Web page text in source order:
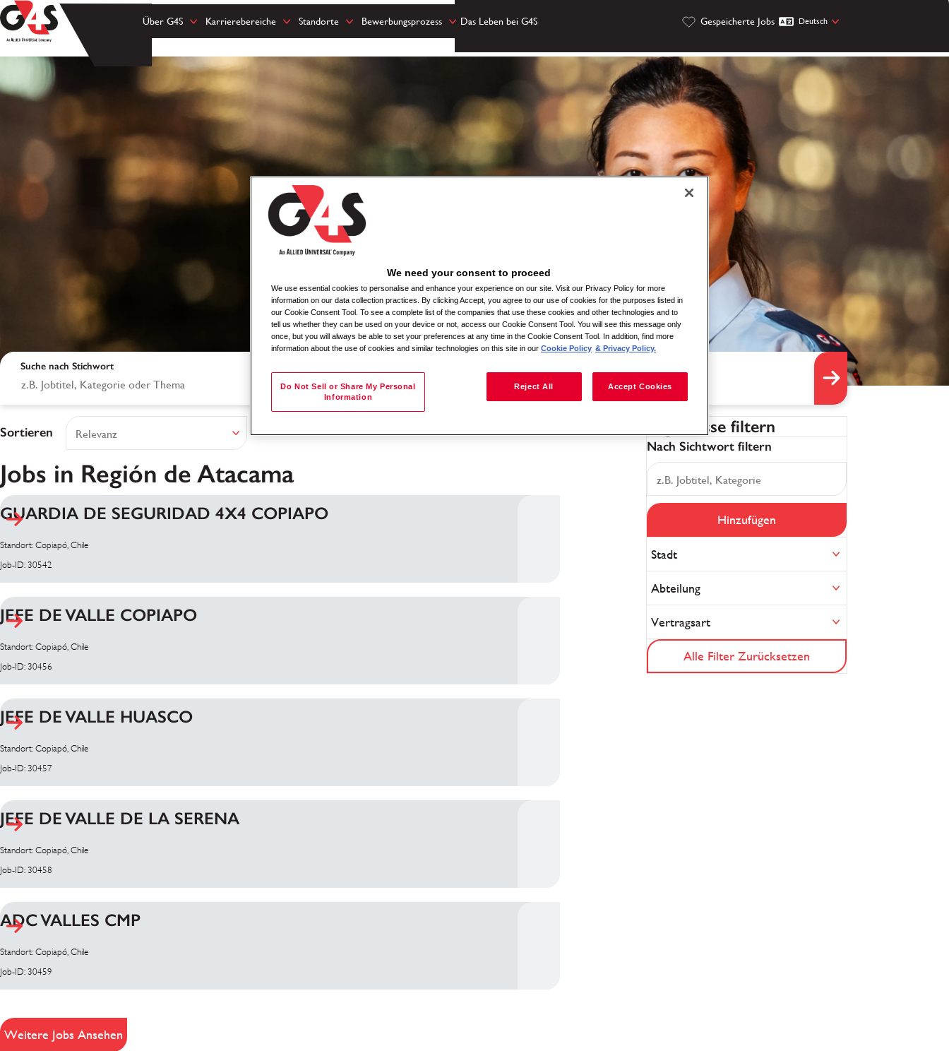
Über G4S Karrierebereiche Standorte Bewerbungsprozess Das Leben bei G4S Gespeicherte Jobs Deutsch
Suchergebnisse
Suche nach Stichwort
Sortieren
Jobs in Región de Atacama
GUARDIA DE SEGURIDAD 4X4 COPIAPO
Standort: Copiapó, Chile
Job-ID: 30542
JEFE DE VALLE COPIAPO
Standort: Copiapó, Chile
Job-ID: 30456
JEFE DE VALLE HUASCO
Standort: Copiapó, Chile
Job-ID: 30457
JEFE DE VALLE DE LA SERENA
Standort: Copiapó, Chile
Job-ID: 30458
ADC VALLES CMP
Standort: Copiapó, Chile
Job-ID: 30459
Weitere Jobs Ansehen
Ergebnisse filtern
Nach Sichtwort filtern
Hinzufügen
Stadt
Abteilung
Vertragsart
Alle Filter Zurücksetzen
We need your consent to proceed
We use essential cookies to personalise and enhance your experience on our site. Visit our Privacy Policy for more
information on our data collection practices. By clicking Accept, you agree to our use of cookies for the purposes listed in
our Cookie Consent Tool. To see a complete list of the companies that use these cookies and other technologies and to
tell us whether they can be used on your device or not, access our Cookie Consent Tool. You will see this message only
once, but you will always be able to set your preferences at any time in the Cookie Consent Tool. In addition, find more
information about the use of cookies and similar technologies on this site in our Cookie Policy & Privacy Policy.
Do Not Sell or Share My Personal
Information
Reject All Accept Cookies